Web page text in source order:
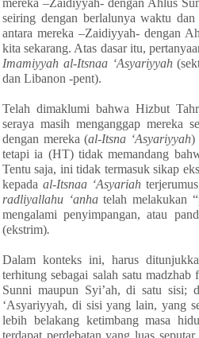
seiring dengan berlalunya waktu
antara mereka –Zaidiyyah- dengan
kita sekarang. Atas dasar itu,
Imamiyyah al-Itsnaa ‘Asyariyyah
dan Libanon -pent).
Telah dimaklumi bahwa Hizbut
seraya masih menganggap mereka
dengan mereka (al-Itsna ‘Asyariyyah)
tetapi ia (HT) tidak memandang
Tentu saja, ini tidak termasuk sikap
kepada al-Itsnaa ‘Asyariah
radliyallahu ‘anhatelah melakukan
mengalami penyimpangan, atau
(ekstrim).
Dalam konteks ini, harus
terhitung sebagai salah satu
Sunni maupun Syi’ah, di satu sisi;
‘Asyariyyah, di sisi yang lain, yang
lebih belakang ketimbang masa
terdapat perdebatan yang luas